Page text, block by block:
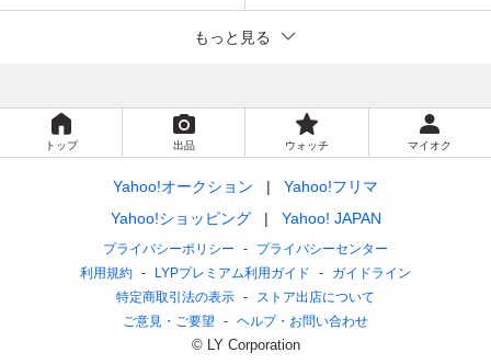
もっと見る
トップ 出品 ウォッチ マイオク
Yahoo!オークション
Yahoo!フリマ
Yahoo!ショッピング
Yahoo! JAPAN
プライバシーポリシー
プライバシーセンター
利用規約
LYPプレミアム利用ガイド
ガイドライン
特定商取引法の表示
ストア出店について
ご意見・ご要望
ヘルプ・お問い合わせ
© LY Corporation